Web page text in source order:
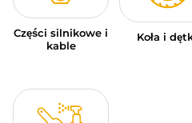
Części silnikowe i
kable
Koła i